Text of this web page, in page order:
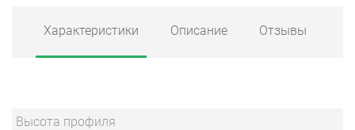
Характеристики Описание Отзывы
Высота профиля